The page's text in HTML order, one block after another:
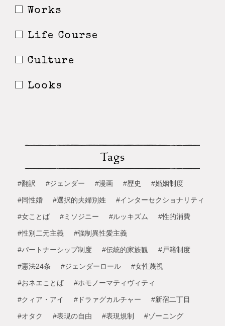
Works
Life Course
Culture
Looks
Tags
#翻訳 #ジェンダー #漫画 #歴史 #婚姻制度
#同性婚 #選択的夫婦別姓 #インターセクショナリティ
#女ことば #ミソジニー #ルッキズム #性的消費
#性別二元主義 #強制異性愛主義
#パートナーシップ制度 #伝統的家族観 #戸籍制度
#憲法24条 #ジェンダーロール #女性蔑視
#おネエことば #ホモノーマティヴィティ
#クィア・アイ #ドラァグカルチャー #新宿二丁目
#オタク #表現の自由 #表現規制 #ゾーニング